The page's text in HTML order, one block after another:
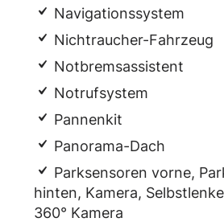
Navigationssystem
Nichtraucher-Fahrzeug
Notbremsassistent
Notrufsystem
Pannenkit
Panorama-Dach
Parksensoren vorne,
hinten, Kamera,
360° Kamera